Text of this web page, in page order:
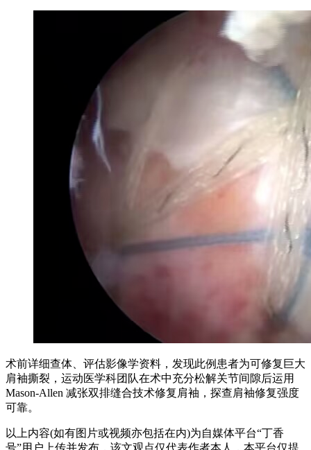
术前详细查体、评估影像学资料，发现此例患者为可修复巨大
肩袖撕裂，运动医学科团队在术中充分松解关节间隙后运用
Mason-Allen 减张双排缝合技术修复肩袖，探查肩袖修复强度
可靠。
以上内容(如有图片或视频亦包括在内)为自媒体平台“丁香